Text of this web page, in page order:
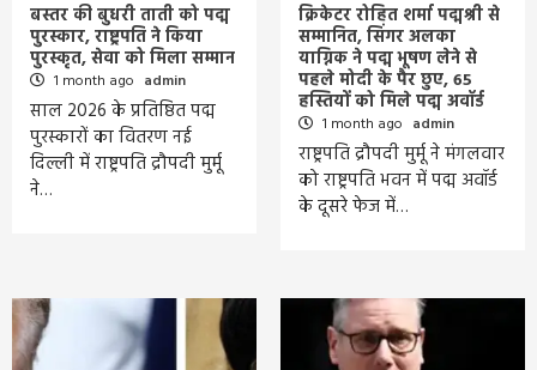
बस्तर की बुधरी ताती को पद्म
पुरस्कार, राष्ट्रपति ने किया
पुरस्कृत, सेवा को मिला सम्मान
1 month ago admin
साल 2026 के प्रतिष्ठित पद्म
पुरस्कारों का वितरण नई
दिल्ली में राष्ट्रपति द्रौपदी मुर्मू
ने…
क्रिकेटर रोहित शर्मा पद्मश्री से
सम्मानित, सिंगर अलका
याग्निक ने पद्म भूषण लेने से
पहले मोदी के पैर छुए, 65
हस्तियों को मिले पद्म अवॉर्ड
1 month ago admin
राष्ट्रपति द्रौपदी मुर्मू ने मंगलवार
को राष्ट्रपति भवन में पद्म अवॉर्ड
के दूसरे फेज में…